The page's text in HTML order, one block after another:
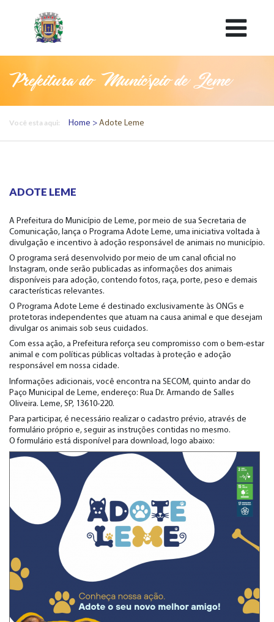
Prefeitura do Município de Leme
Você esta aqui: Home Adote Leme
ADOTE LEME
A Prefeitura do Município de Leme, por meio de sua Secretaria de
Comunicação, lança o Programa Adote Leme, uma iniciativa voltada à
divulgação e incentivo à adoção responsável de animais no município.
O programa será desenvolvido por meio de um canal oficial no
Instagram, onde serão publicadas as informações dos animais
disponíveis para adoção, contendo fotos, raça, porte, peso e demais
características relevantes.
O Programa Adote Leme é destinado exclusivamente às ONGs e
protetoras independentes que atuam na causa animal e que desejam
divulgar os animais sob seus cuidados.
Com essa ação, a Prefeitura reforça seu compromisso com o bem-estar
animal e com políticas públicas voltadas à proteção e adoção
responsável em nossa cidade.
Informações adicionais, você encontra na SECOM, quinto andar do
Paço Municipal de Leme, endereço: Rua Dr. Armando de Salles
Oliveira. Leme, SP, 13610-220.
Para participar, é necessário realizar o cadastro prévio, através de
formulário próprio e, seguir as instruções contidas no mesmo.
O formulário está disponível para download, logo abaixo: